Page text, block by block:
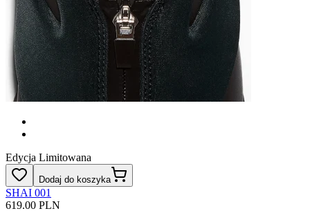
Edycja Limitowana
Dodaj do koszyka
SHAI 001
619.00 PLN